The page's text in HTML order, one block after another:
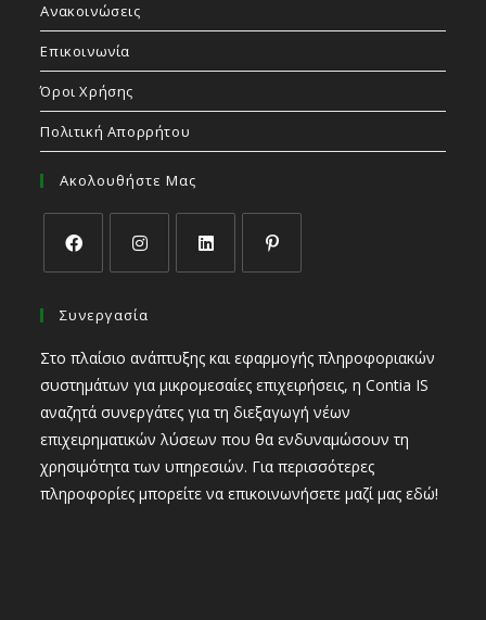
Ανακοινώσεις
Επικοινωνία
Όροι Χρήσης
Πολιτική Απορρήτου
Ακολουθήστε Μας
Συνεργασία
Στο πλαίσιο ανάπτυξης και εφαρμογής πληροφοριακών
συστημάτων για μικρομεσαίες επιχειρήσεις, η Contia IS
αναζητά συνεργάτες για τη διεξαγωγή νέων
επιχειρηματικών λύσεων που θα ενδυναμώσουν τη
χρησιμότητα των υπηρεσιών. Για περισσότερες
πληροφορίες μπορείτε να επικοινωνήσετε μαζί μαςεδώ!